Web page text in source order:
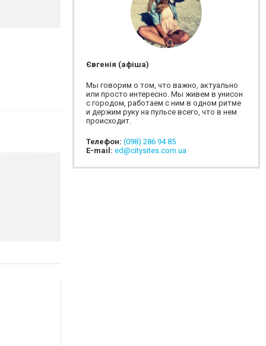
Євгенія (афіша)
Мы говорим о том, что важно, актуально
или просто интересно. Мы живем в унисон
с городом, работаем с ним в одном ритме
и держим руку на пульсе всего, что в нем
происходит.
Телефон: (098) 286 94 85
E-mail: ed@citysites.com.ua